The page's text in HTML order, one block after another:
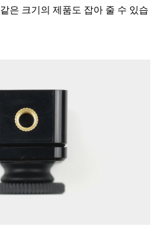
은 크기의 제품도 잡아 줄 수 있습